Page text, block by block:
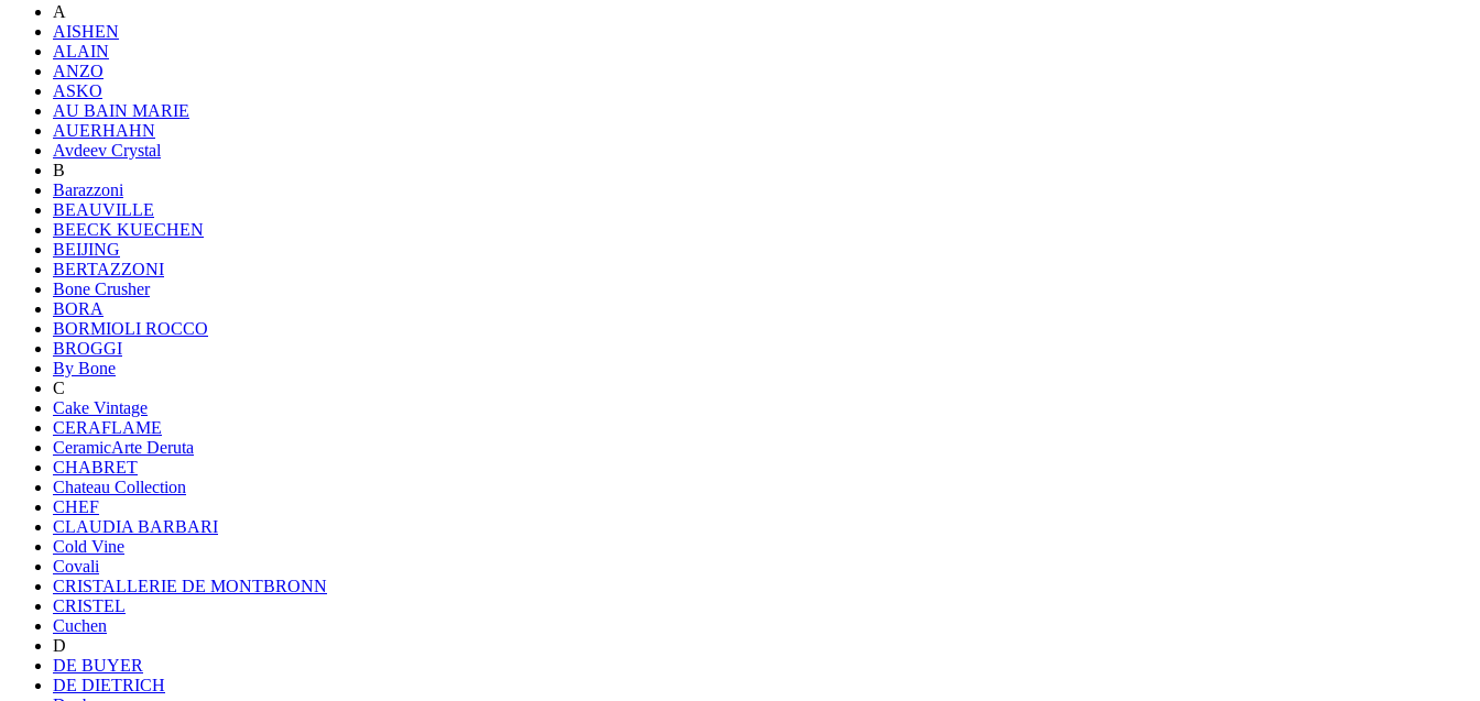
A
AISHEN
ALAIN
ANZO
ASKO
AU BAIN MARIE
AUERHAHN
Avdeev Crystal
B
Barazzoni
BEAUVILLE
BEECK KUECHEN
BEIJING
BERTAZZONI
Bone Crusher
BORA
BORMIOLI ROCCO
BROGGI
By Bone
C
Cake Vintage
CERAFLAME
CeramicArte Deruta
CHABRET
Chateau Collection
CHEF
CLAUDIA BARBARI
Cold Vine
Covali
CRISTALLERIE DE MONTBRONN
CRISTEL
Cuchen
D
DE BUYER
DE DIETRICH